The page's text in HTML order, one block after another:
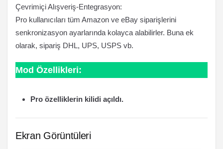
Çevrimiçi Alışveriş-Entegrasyon:
Pro kullanıcıları tüm Amazon ve eBay siparişlerini
senkronizasyon ayarlarında kolayca alabilirler. Buna ek
olarak, sipariş DHL, UPS, USPS vb.
Mod Özellikleri:
Pro özelliklerin kilidi açıldı.
Ekran Görüntüleri